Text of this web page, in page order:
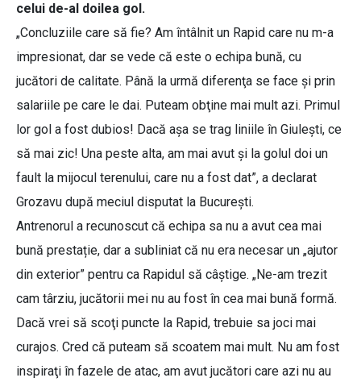
celui de-al doilea gol.
„Concluziile care să fie? Am întâlnit un Rapid care nu m-a
impresionat, dar se vede că este o echipa bună, cu
jucători de calitate. Până la urmă diferenţa se face şi prin
salariile pe care le dai. Puteam obţine mai mult azi. Primul
lor gol a fost dubios! Dacă aşa se trag liniile în Giuleşti, ce
să mai zic! Una peste alta, am mai avut şi la golul doi un
fault la mijocul terenului, care nu a fost dat”, a declarat
Grozavu după meciul disputat la Bucureşti.
Antrenorul a recunoscut că echipa sa nu a avut cea mai
bună prestație, dar a subliniat că nu era necesar un „ajutor
din exterior” pentru ca Rapidul să câștige. „Ne-am trezit
cam târziu, jucătorii mei nu au fost în cea mai bună formă.
Dacă vrei să scoţi puncte la Rapid, trebuie sa joci mai
curajos. Cred că puteam să scoatem mai mult. Nu am fost
inspiraţi în fazele de atac, am avut jucători care azi nu au